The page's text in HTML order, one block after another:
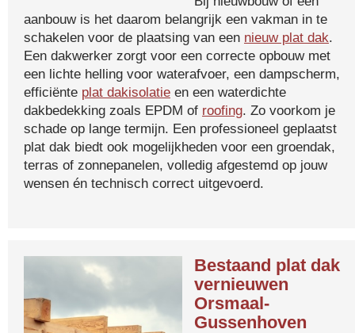
aanbouw is het daarom belangrijk een vakman in te
schakelen voor de plaatsing van een nieuw plat dak.
Een dakwerker zorgt voor een correcte opbouw met
een lichte helling voor waterafvoer, een dampscherm,
efficiënte plat dakisolatie en een waterdichte
dakbedekking zoals EPDM of roofing. Zo voorkom je
schade op lange termijn. Een professioneel geplaatst
plat dak biedt ook mogelijkheden voor een groendak,
terras of zonnepanelen, volledig afgestemd op jouw
wensen én technisch correct uitgevoerd.
Bestaand plat dak
vernieuwen
Orsmaal-
Gussenhoven